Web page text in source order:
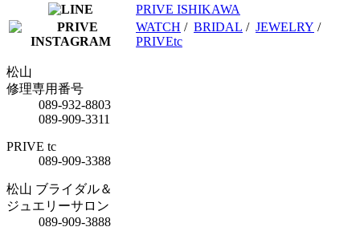
PRIVE ISHIKAWA
WATCH / BRIDAL / JEWELRY /
PRIVEtc
松山
修理専用番号
089-932-8803
089-909-3311
PRIVE tc
089-909-3388
松山 ブライダル＆
ジュエリーサロン
089-909-3888